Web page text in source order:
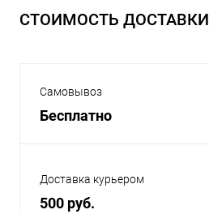
СТОИМОСТЬ ДОСТАВКИ
Самовывоз
Бесплатно
Доставка курьером
500 руб.